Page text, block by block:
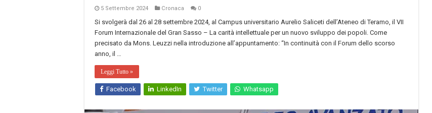
5 Settembre 2024 Cronaca 0
Si svolgerà dal 26 al 28 settembre 2024, al Campus universitario Aurelio Saliceti dell’Ateneo di Teramo, il VII
Forum Internazionale del Gran Sasso – La carità intellettuale per un nuovo sviluppo dei popoli. Come
precisato da Mons. Leuzzi nella introduzione all’appuntamento: “In continuità con il Forum dello scorso
anno, il …
Leggi Tutto »
Facebook LinkedIn Twitter Whatsapp